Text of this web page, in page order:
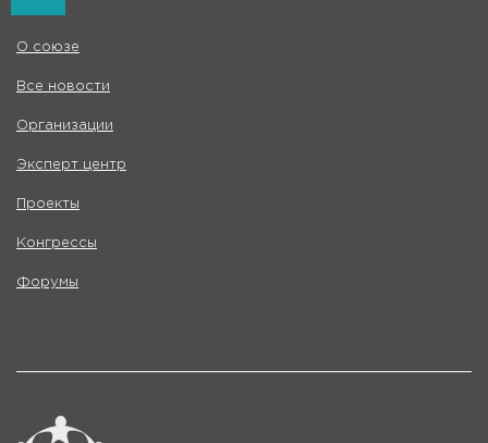
О союзе
Все новости
Организации
Эксперт центр
Проекты
Конгрессы
Форумы